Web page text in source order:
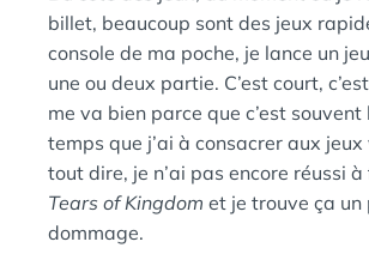
billet, beaucoup sont des jeux
console de ma poche, je lance un
une ou deux partie. C’est court,
me va bien parce que c’est souvent
temps que j’ai à consacrer aux jeux
tout dire, je n’ai pas encore réussi à
Tears of Kingdom et je trouve ça un
dommage.